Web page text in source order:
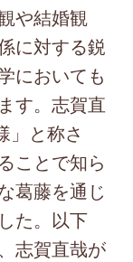
や結婚観
に対する鋭
においても
す。志賀直
」と称さ
ことで知ら
葛藤を通じ
た。以下
志賀直哉が